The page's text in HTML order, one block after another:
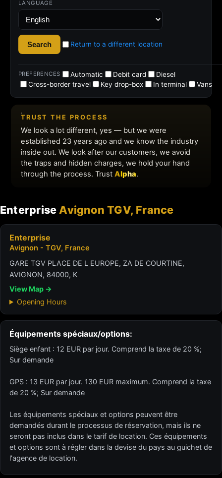
Enterprise Avignon TGV, France
Enterprise
Avignon - TGV, France
GARE TGV PLACE DE L EUROPE, ZA DE COURTINE,
AVIGNON, 84000, K
View Map →
Opening Hours
Équipements spéciaux/options:
Siège enfant : 12 EUR par jour. Comprend la taxe de 20 %;
Sur demande
GPS : 13 EUR par jour. 130 EUR maximum. Comprend la taxe
de 20 %; Sur demande
Les équipements spéciaux et options peuvent être
demandés durant le processus de réservation, mais ils ne
seront pas inclus dans le tarif de location. Ces équipements
et options sont à régler dans la devise du pays au guichet de
l'agence de location.